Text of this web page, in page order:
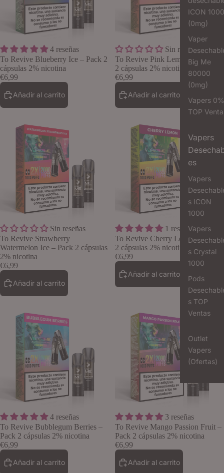
ICON 1000
(0mg)
Vaper
Big Me
80000
(0mg)
Vapers 0%
TOP
Vapers
es
Vapers
s ICON
1000
Vapers
s Crystal
1000
Pods
s TOP
Ventas
Outlet
Vapers
(Ofertas)
Lo quiero
4 reseñas
To Revive Blueberry Ice – Pack 2
cápsulas 2% nicotina
€6,99
Añadir al carrito
Sin reseñas
To Revive Pink Lemonade – Pack
2 cápsulas 2% nicotina
€6,99
Añadir al carrito
Lo quiero
Sin reseñas
To Revive Strawberry
Watermelon Ice – Pack 2 cápsulas
2% nicotina
€6,99
Añadir al carrito
1 reseñas
To Revive Cherry Lemon – Pack
2 cápsulas 2% nicotina
€6,99
Añadir al carrito
Lo quiero
4 reseñas
To Revive Bubblegum Berries –
Pack 2 cápsulas 2% nicotina
€6,99
Añadir al carrito
3 reseñas
To Revive Mango Passion Fruit –
Pack 2 cápsulas 2% nicotina
€6,99
Añadir al carrito